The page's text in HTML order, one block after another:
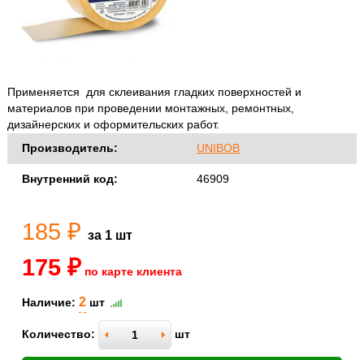
Применяется для склеивания гладких поверхностей и
материалов при проведении монтажных, ремонтных,
дизайнерских и оформительских работ.
Производитель:
UNIBOB
Внутренний код: 46909
185 ₽ за 1 шт
175 ₽ по карте клиента
Наличие: 2 шт
Количество: шт